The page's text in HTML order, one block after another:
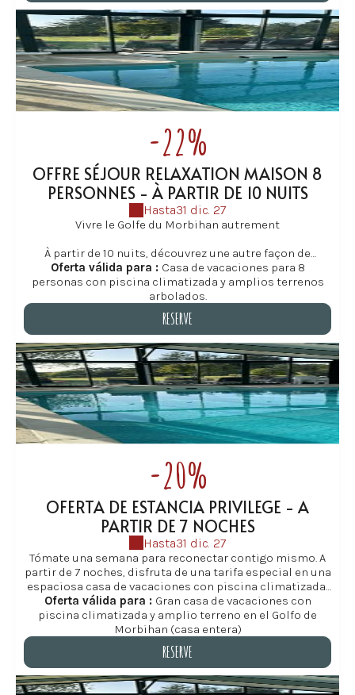
RESERVE
-22%
OFFRE SÉJOUR RELAXATION MAISON 8
PERSONNES - À PARTIR DE 10 NUITS
Hasta31 dic. 27
Vivre le Golfe du Morbihan autrement
À partir de 10 nuits, découvrez une autre façon de
séjourner dans le Golfe du Morbihan, dans une grande
maison de vacances familiale à Baden.
Cette offre s’adresse aux familles et groupes qui
souhaitent ralentir le rythme, profiter pleinement de la
piscine chauffée, du grand parc et des nombreuses
activités autour de Baden et des îles du Golfe.
Idéal pour de vraies vacances en famlle, des
évènements familiaux ou des séjours entre amis où
chacun trouve sa place, dans un environnement calme
et préservé en Bretagne Sud.
Oferta válida para : Casa de vacaciones para 8
personas con piscina climatizada y amplios terrenos
arbolados.
RESERVE
RESERVE
-20%
OFERTA DE ESTANCIA PRIVILEGE - A
PARTIR DE 7 NOCHES
Hasta31 dic. 27
Tómate una semana para reconectar contigo mismo. A
partir de 7 noches, disfruta de una tarifa especial en una
espaciosa casa de vacaciones con piscina climatizada,
disponible de abril a finales de octubre en Baden, en el
corazón del Golfo de Morbihan. Con su distribución
espaciosa, numerosas habitaciones amplias y
comodidades ideales para grupos, la casa es perfecta
para unas vacaciones relajantes en familia, con amigos
o entre varias generaciones. Cuanto más larga sea tu
estancia, más reparadoras serán tus vacaciones.
Oferta válida para : Gran casa de vacaciones con
piscina climatizada y amplio terreno en el Golfo de
Morbihan (casa entera)
RESERVE
RESERVE